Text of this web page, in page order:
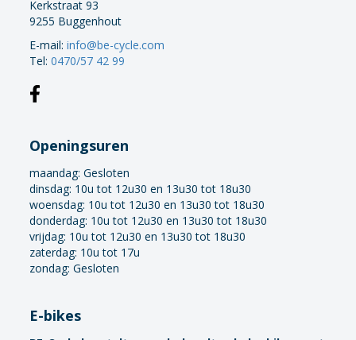
Kerkstraat 93
9255 Buggenhout
E-mail:info@be-cycle.com
Tel:0470/57 42 99
Openingsuren
maandag:Gesloten
dinsdag: 10u tot 12u30 en 13u30 tot 18u30
woensdag: 10u tot 12u30 en 13u30 tot 18u30
donderdag: 10u tot 12u30 en 13u30 tot 18u30
vrijdag: 10u tot 12u30 en 13u30 tot 18u30
zaterdag: 10u tot 17u
zondag: Gesloten
E-bikes